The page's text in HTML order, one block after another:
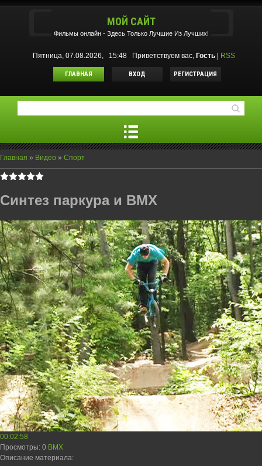
МОЙ САЙТ
Фильмы oнлайн - Здесь Только Лучшие Из Лучших!
Пятница, 07.08.2026, 15:48 Приветствуем вас, Гость RSS
ГЛАВНАЯ ВХОД РЕГИСТРАЦИЯ
Главная » Видео » Спорт
Синтез паркура и BMX
00:02:58
Просмотры: 0 BMX
Описание материала: